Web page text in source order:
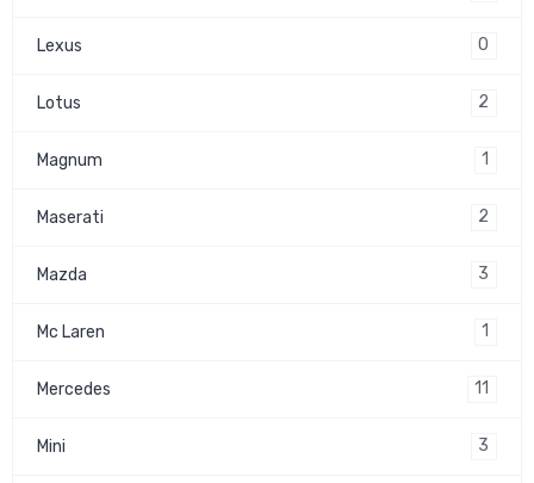
Lexus 0
Lotus 2
Magnum 1
Maserati 2
Mazda 3
Mc Laren 1
Mercedes 11
Mini 3